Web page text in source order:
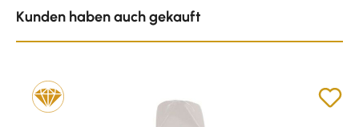
Kunden haben auch gekauft